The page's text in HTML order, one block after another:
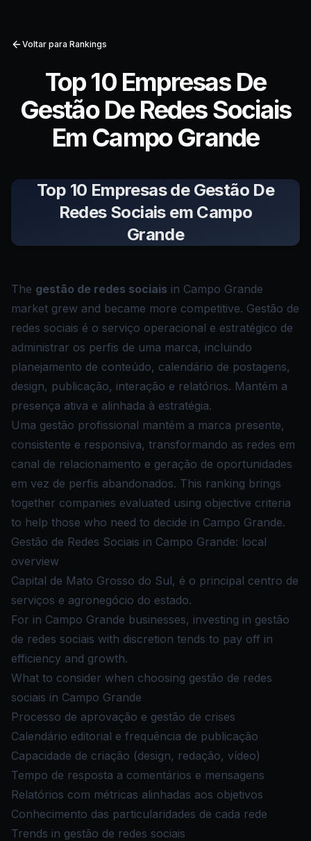
Voltar para Rankings
Top 10 Empresas De
Gestão De Redes Sociais
Em Campo Grande
Top 10 Empresas de Gestão De
Redes Sociais em Campo
Grande
The gestão de redes sociais in Campo Grande
market grew and became more competitive. Gestão de
redes sociais é o serviço operacional e estratégico de
administrar os perfis de uma marca, incluindo
planejamento de conteúdo, calendário de postagens,
design, publicação, interação e relatórios. Mantém a
presença ativa e alinhada à estratégia.
Uma gestão profissional mantém a marca presente,
consistente e responsiva, transformando as redes em
canal de relacionamento e geração de oportunidades
em vez de perfis abandonados. This ranking brings
together companies evaluated using objective criteria
to help those who need to decide in Campo Grande.
Gestão de Redes Sociais in Campo Grande: local
overview
Capital de Mato Grosso do Sul, é o principal centro de
serviços e agronegócio do estado.
For in Campo Grande businesses, investing in gestão
de redes sociais with discretion tends to pay off in
efficiency and growth.
What to consider when choosing gestão de redes
sociais in Campo Grande
Processo de aprovação e gestão de crises
Calendário editorial e frequência de publicação
Capacidade de criação (design, redação, vídeo)
Tempo de resposta a comentários e mensagens
Relatórios com métricas alinhadas aos objetivos
Conhecimento das particularidades de cada rede
Trends in gestão de redes sociais